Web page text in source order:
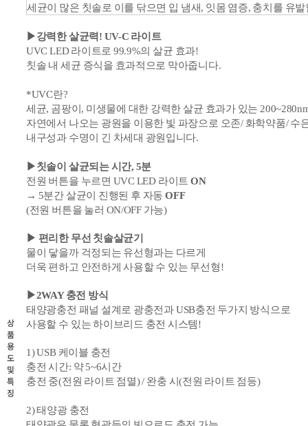
상
품
용
도
및
특
징
세균이 많은 칫솔로 이를 닦으면 입 냄새, 잇몸 염증, 충치를 유
▶강력한 살균력! UV-C 라이트
UVC LED 라이트로 99.9%의 살균 효과!
칫솔 내 세균 증식을 효과적으로 막아줍니다.
*UVC란?
세균, 곰팡이, 미생물에 대한 강력한 살균 효과가 있는
자연에서 나오는 광원을 이용한 빛 파장으로 오존/ 화학약품/ 수
내구성과 수명이 긴 차세대 광원입니다.
▶칫솔이 살균되는 시간, 5분
전원 버튼을 누르면 UVC LED라이트 ON
→ 5분간 살균이 진행된 후 자동OFF
(전원 버튼을 눌러 ON/OFF 가능)
▶ 편리한 무선 칫솔살균기
물이 닿을까 걱정되는 유선형과는 다르게
더욱 편하고 안전하게 사용할 수 있는 무선형!
▶2WAY 충전 방식
태양광충전 패널 설계로 광충전과 USB충전 두가지 방식으로
사용할 수 있는 하이브리드 충전 시스템!
1) USB 케이블 충전
충전 시간: 약 5~6시간
충전 중(전원 라이트 점멸) / 완충 시(전원 라이트 점등)
2) 태양광 충전